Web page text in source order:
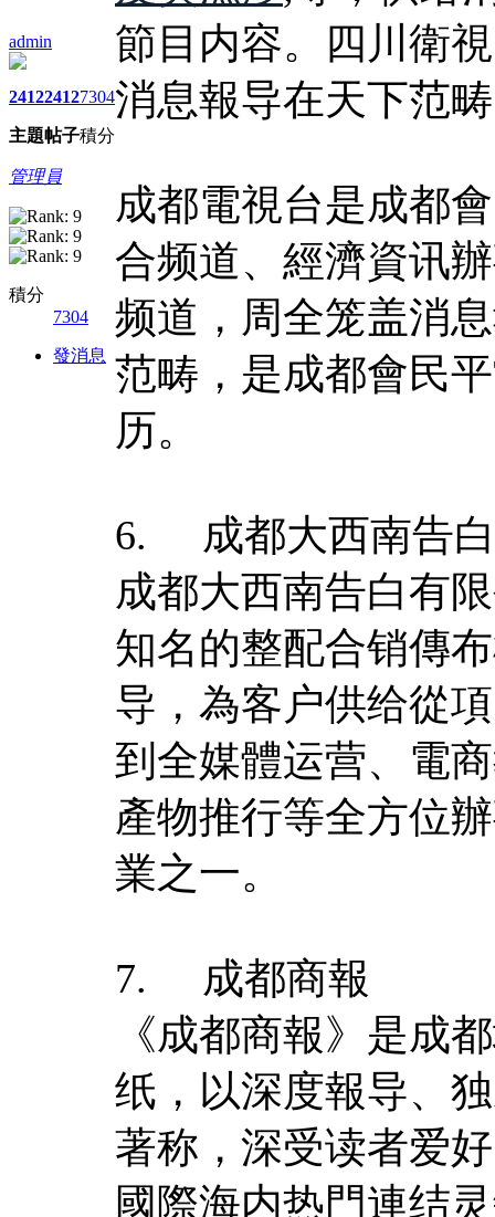
admin
2412
主題
2412
帖子
7304
積分
管理員
積分
7304
發消息
節目内容。四川衛
消息報导在天下范
成都電視台是成都
合频道、經濟資讯
频道，周全笼盖消
范畴，是成都會民
历。
6. 成都大西南告
成都大西南告白有
知名的整配合销傳
导，為客户供给從
到全媒體运营、電
產物推行等全方位
業之一。
7. 成都商報
《成都商報》是成
纸，以深度報导、
著称，深受读者爱
國際海内热門連结